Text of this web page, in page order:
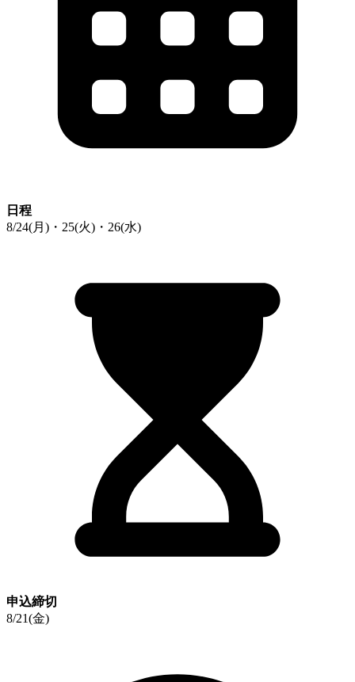
日程
8/24(月)・25(火)・26(水)
申込締切
8/21(金)